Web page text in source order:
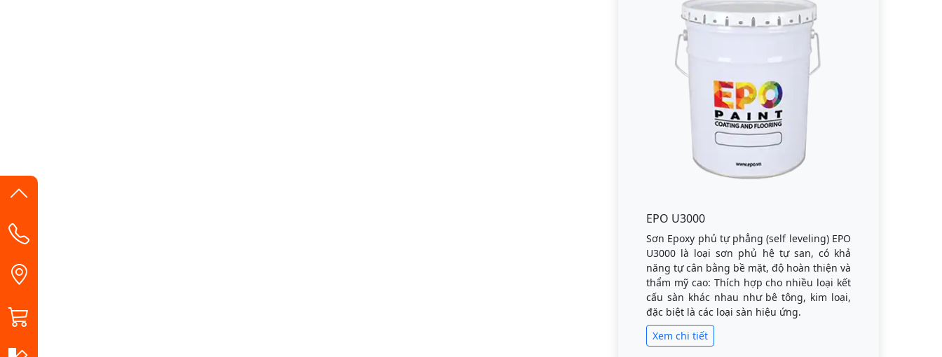
EPO U3000
Sơn Epoxy phủ tự phẳng (self leveling) EPO
U3000 là loại sơn phủ hệ tự san, có khả
năng tự cân bằng bề mặt, độ hoàn thiện và
thẩm mỹ cao: Thích hợp cho nhiều loại kết
cấu sàn khác nhau như bê tông, kim loại,
đặc biệt là các loại sàn hiệu ứng.
Xem chi tiết